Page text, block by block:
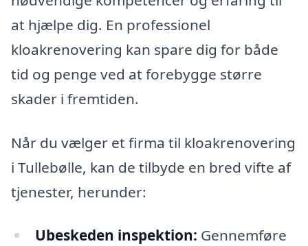
at hjælpe dig. En professionel
kloakrenovering kan spare dig for både
tid og penge ved at forebygge større
skader i fremtiden.
Når du vælger et firma til kloakrenovering
i Tullebølle, kan de tilbyde en bred vifte af
tjenester, herunder:
Ubeskeden inspektion: Gennemføre